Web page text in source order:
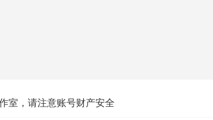
室，请注意账号财产安全